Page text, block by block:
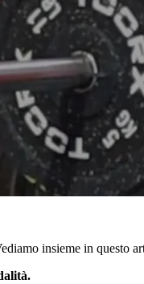
insieme in questo